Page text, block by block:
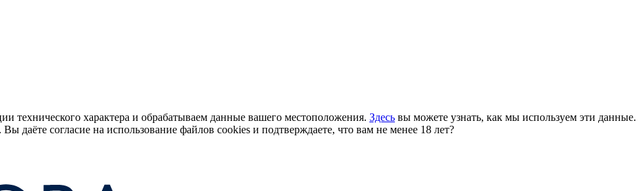
технического характера и обрабатываем данные вашего местоположения. Здесь вы можете узнать, как мы используем эти данные.
даёте согласие на использование файлов cookies и подтверждаете, что вам не менее 18 лет?